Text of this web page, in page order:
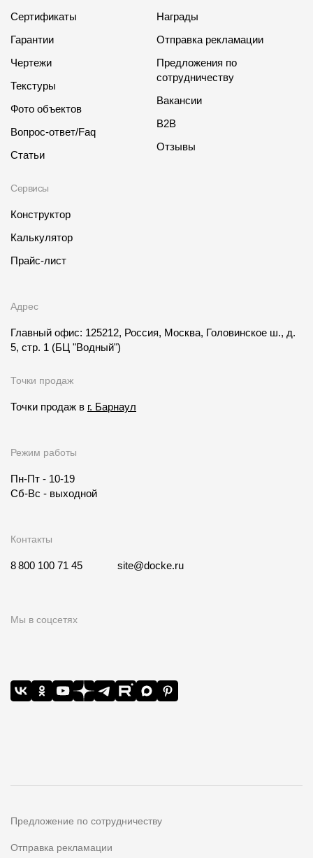
Сертификаты
Гарантии
Чертежи
Текстуры
Фото объектов
Вопрос-ответ/Faq
Статьи
Сервисы
Конструктор
Калькулятор
Прайс-лист
Награды
Отправка рекламации
Предложения по
сотрудничеству
Вакансии
B2B
Отзывы
Адрес
Главный офис: 125212, Россия, Москва, Головинское ш., д.
5, стр. 1 (БЦ "Водный")
Точки продаж
Точки продаж в г. Барнаул
Режим работы
Пн-Пт - 10-19
Сб-Вс - выходной
Контакты
8 800 100 71 45 site@docke.ru
Мы в соцсетях
Предложение по сотрудничеству
Отправка рекламации